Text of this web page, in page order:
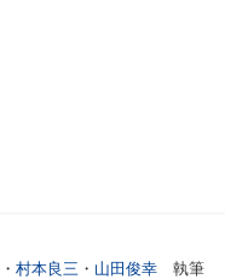
・ 村本良三 ・ 山田俊幸 執筆